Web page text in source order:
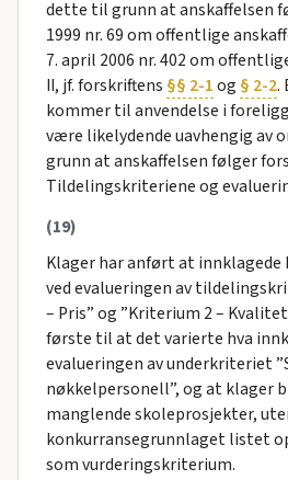
dette til grunn at anskaffelsen
1999 nr. 69 om offentlige
7. april 2006 nr. 402 om
II, jf. forskriftens §§ 2-1og § 2-2.
kommer til anvendelse i
være likelydende uavhengig av
grunn at anskaffelsen følger
Tildelingskriteriene og
(19)
Klager har anført at
ved evalueringen av
– Pris” og ”Kriterium 2 –
første til at det varierte hva
evalueringen av underkriteriet
nøkkelpersonell”, og at klager
manglende skoleprosjekter,
konkurransegrunnlaget listet
som vurderingskriterium.